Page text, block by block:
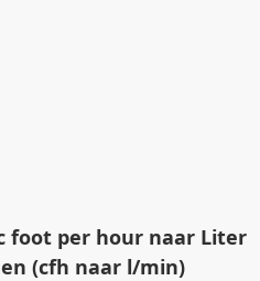
foot per hour naar Liter
(cfh naar l/min)